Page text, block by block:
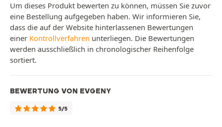
Um dieses Produkt bewerten zu können, müssen Sie zuvor
eine Bestellung aufgegeben haben. Wir informieren Sie,
dass die auf der Website hinterlassenen Bewertungen
einer Kontrollverfahren unterliegen. Die Bewertungen
werden ausschließlich in chronologischer Reihenfolge
sortiert.
BEWERTUNG VON EVGENY
5/5